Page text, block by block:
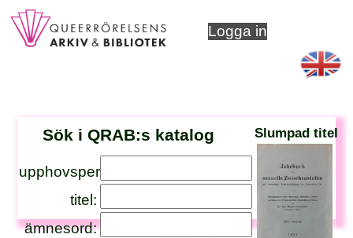
Logga in
Sök i QRAB:s katalog
upphovsperson:
titel:
ämnesord:
Slumpad titel